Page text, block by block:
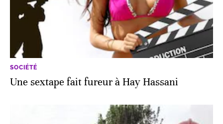
SOCIÉTÉ
Une sextape fait fureur à Hay Hassani